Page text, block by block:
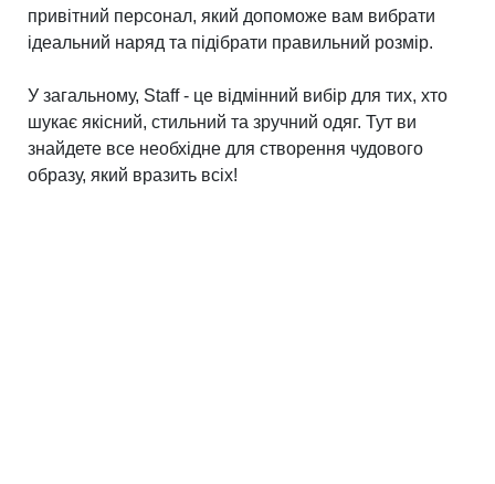
привітний персонал, який допоможе вам вибрати
ідеальний наряд та підібрати правильний розмір.
У загальному, Staff - це відмінний вибір для тих, хто
шукає якісний, стильний та зручний одяг. Тут ви
знайдете все необхідне для створення чудового
образу, який вразить всіх!